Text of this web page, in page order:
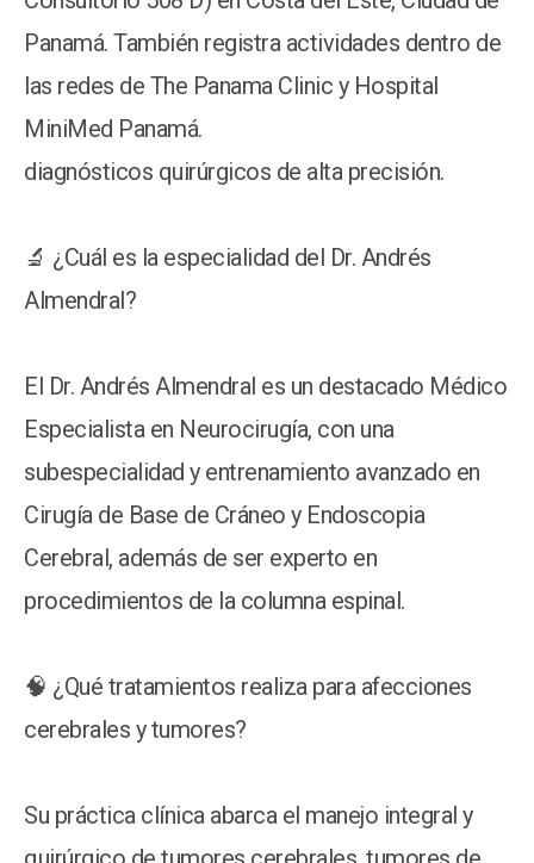
Panamá. También registra actividades dentro de
las redes de The Panama Clinic y Hospital
MiniMed Panamá.
diagnósticos quirúrgicos de alta precisión.
🔬 ¿Cuál es la especialidad del Dr. Andrés
Almendral?
El Dr. Andrés Almendral es un destacado Médico
Especialista en Neurocirugía, con una
subespecialidad y entrenamiento avanzado en
Cirugía de Base de Cráneo y Endoscopia
Cerebral, además de ser experto en
procedimientos de la columna espinal.
🧠 ¿Qué tratamientos realiza para afecciones
cerebrales y tumores?
Su práctica clínica abarca el manejo integral y